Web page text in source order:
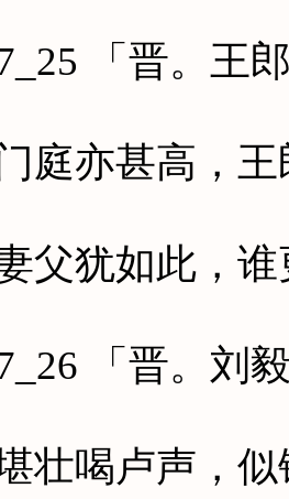
「晋。王
亦甚高，王
犹如此，谁
「晋。刘
喝卢声，似